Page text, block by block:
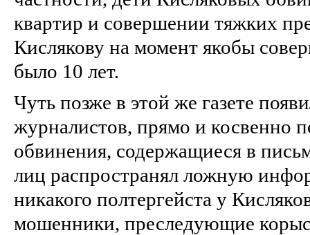
квартир и совершении тяжких
Кислякову на момент якобы
было 10 лет.
Чуть позже в этой же газете
журналистов, прямо и косвенно
обвинения, содержащиеся в
лиц распространял ложную
никакого полтергейста у
мошенники, преследующие